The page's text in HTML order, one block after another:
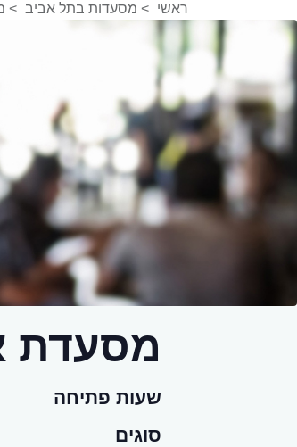
ראשי > מסעדות בתל אביב >
מסעדת
שעות פתיחה
סוגים